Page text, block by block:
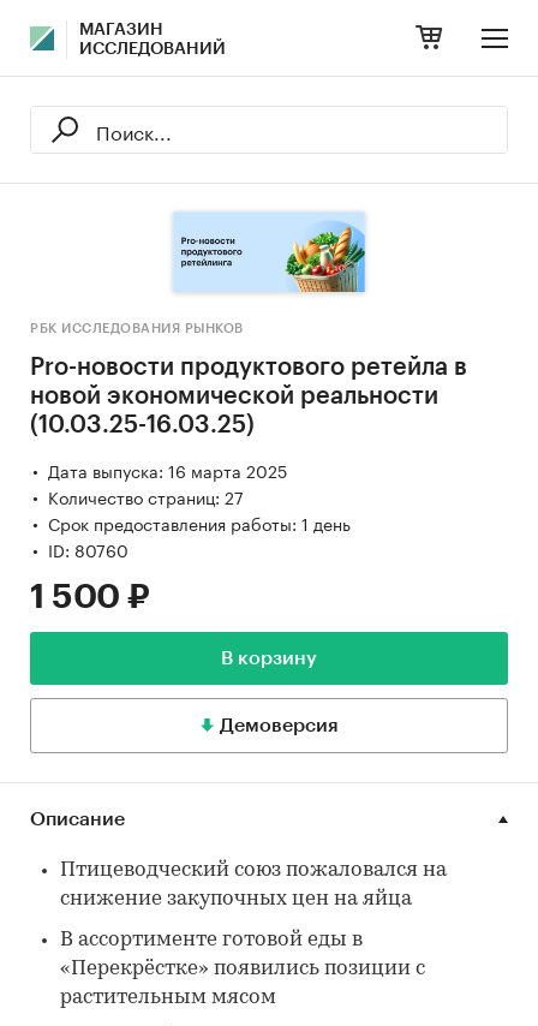
МАГАЗИН
ИССЛЕДОВАНИЙ
РБК ИССЛЕДОВАНИЯ РЫНКОВ
Pro-новости продуктового ретейла в
новой экономической реальности
(10.03.25-16.03.25)
Дата выпуска: 16 марта 2025
Количество страниц: 27
Срок предоставления работы: 1 день
ID: 80760
1 500 ₽
В корзину
Демоверсия
Описание
Птицеводческий союз пожаловался на
снижение закупочных цен на яйца
В ассортименте готовой еды в
«Перекрёстке» появились позиции с
растительным мясом